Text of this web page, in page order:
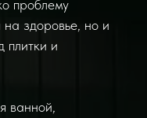
проблему
на здоровье, но и
плитки и
ванной,